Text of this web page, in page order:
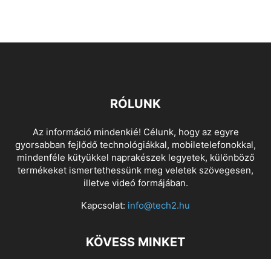
RÓLUNK
Az információ mindenkié! Célunk, hogy az egyre
gyorsabban fejlődő technológiákkal, mobiletelefonokkal,
mindenféle kütyükkel naprakészek legyetek, különböző
termékeket ismertethessünk meg veletek szövegesen,
illetve videó formájában.
Kapcsolat: info@tech2.hu
KÖVESS MINKET